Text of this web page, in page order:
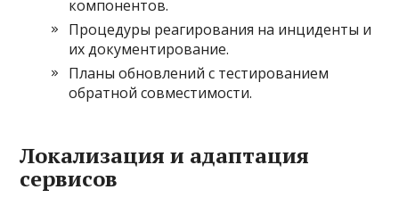
компонентов.
Процедуры реагирования на инциденты и
их документирование.
Планы обновлений с тестированием
обратной совместимости.
Локализация и адаптация
сервисов